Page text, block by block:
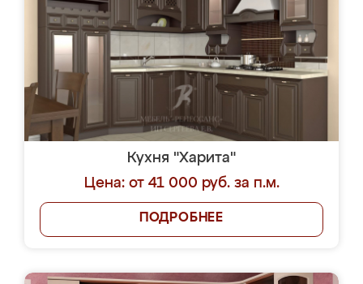
Кухня "Харита"
Цена: от 41 000 руб. за п.м.
ПОДРОБНЕЕ